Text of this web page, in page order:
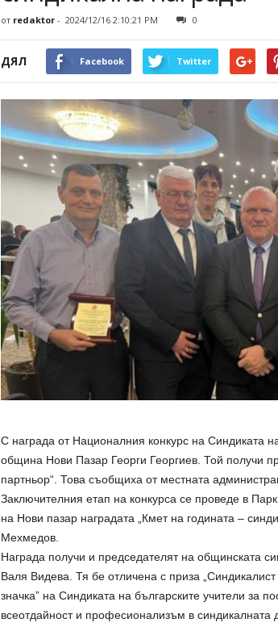
от redaktor- 2024/12/16 2:10:21 PM 0
ДЯЛ Facebook Twitter
С награда от Националния конкурс на Синдиката
община Нови Пазар Георги Георгиев. Той получи
партньор“. Това съобщиха от местната
Заключителния етап на конкурса се проведе в
на Нови пазар наградата „Кмет на годината –
Мехмедов.
Награда получи и председателят на общинската
Валя Видева. Тя бе отличена с приза
значка” на Синдиката на българските учители за
всеотдайност и професионализъм в синдикалната